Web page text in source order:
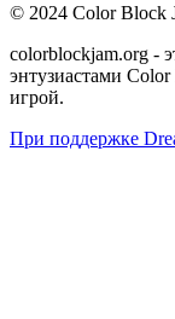
© 2024 Color Block
colorblockjam.org -
энтузиастами
игрой.
При поддержке